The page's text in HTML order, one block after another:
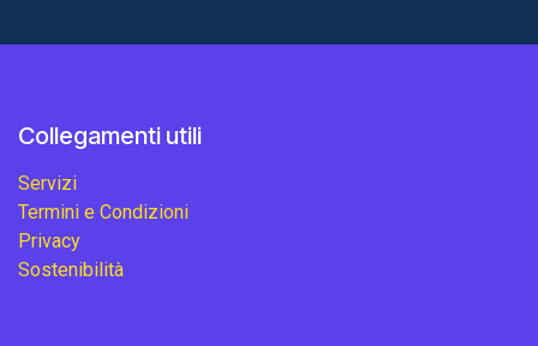
Collegamenti utili
Servizi
Termini e Condizioni
Privacy
Sostenibilità